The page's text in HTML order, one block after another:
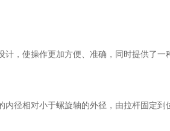
，使操作更加方便、准确，同时提供了一
径相对小于螺旋轴的外径，由拉杆固定到